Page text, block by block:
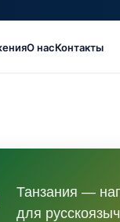
О насКонтакты
Танзания —
для